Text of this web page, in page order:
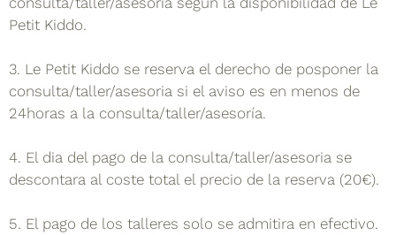
Petit Kiddo.
3. Le Petit Kiddo se reserva el derecho de posponer la
consulta/taller/asesoria si el aviso es en menos de
24horas a la consulta/taller/asesoría.
4. El dia del pago de la consulta/taller/asesoria se
descontara al coste total el precio de la reserva (20€).
5. El pago de los talleres solo se admitira en efectivo.